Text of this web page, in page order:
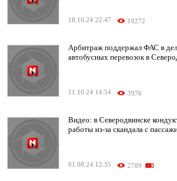
18.10.24 22:47 19272
Арбитраж поддержал ФАС в
автобусных перевозок в
11.10.24 14:54 3976
Видео: в Северодвинске
работы из-за скандала с
01.08.24 12:35 2789